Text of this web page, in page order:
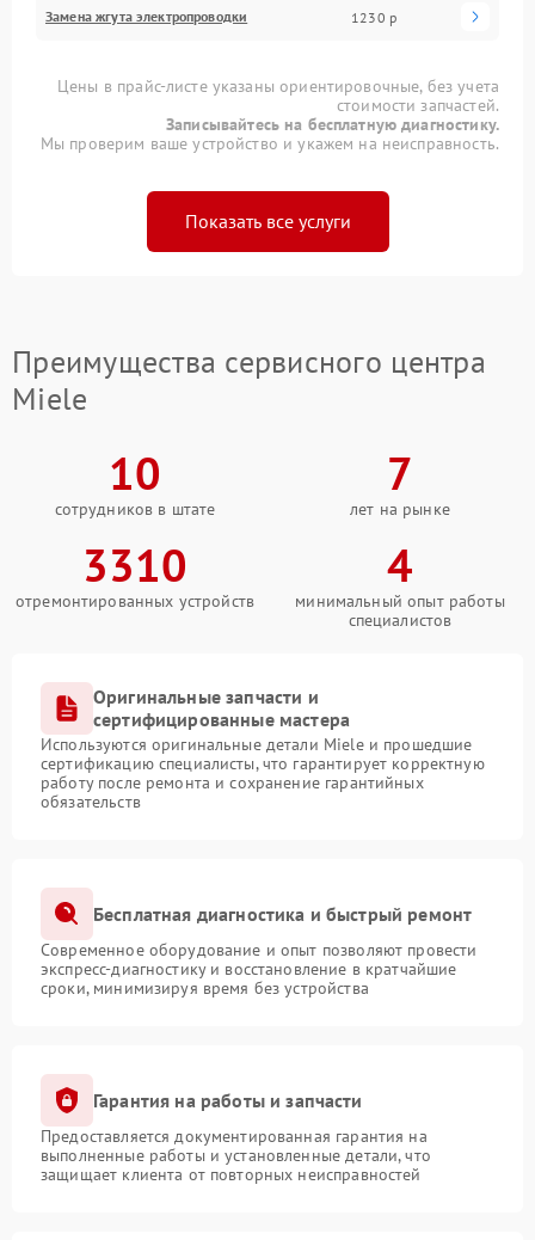
Замена жгута электропроводки 1230 р
Цены в прайс-листе указаны ориентировочные, без учета
стоимости запчастей.
Записывайтесь на бесплатную диагностику.
Мы проверим ваше устройство и укажем на неисправность.
Показать все услуги
Преимущества сервисного центра
Miele
10
сотрудников в штате
7
лет на рынке
3310
отремонтированных устройств
4
минимальный опыт работы
специалистов
Оригинальные запчасти и
сертифицированные мастера
Используются оригинальные детали Miele и прошедшие
сертификацию специалисты, что гарантирует корректную
работу после ремонта и сохранение гарантийных
обязательств
Бесплатная диагностика и быстрый ремонт
Современное оборудование и опыт позволяют провести
экспресс-диагностику и восстановление в кратчайшие
сроки, минимизируя время без устройства
Гарантия на работы и запчасти
Предоставляется документированная гарантия на
выполненные работы и установленные детали, что
защищает клиента от повторных неисправностей